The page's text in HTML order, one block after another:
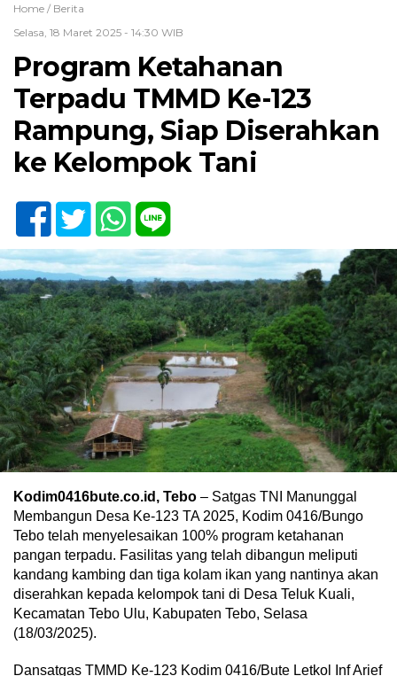
Home / Berita
Selasa, 18 Maret 2025 - 14:30 WIB
Program Ketahanan
Terpadu TMMD Ke-123
Rampung, Siap Diserahkan
ke Kelompok Tani
Kodim0416bute.co.id, Tebo – Satgas TNI Manunggal
Membangun Desa Ke-123 TA 2025, Kodim 0416/Bungo
Tebo telah menyelesaikan 100% program ketahanan
pangan terpadu. Fasilitas yang telah dibangun meliputi
kandang kambing dan tiga kolam ikan yang nantinya akan
diserahkan kepada kelompok tani di Desa Teluk Kuali,
Kecamatan Tebo Ulu, Kabupaten Tebo, Selasa
(18/03/2025).
Dansatgas TMMD Ke-123 Kodim 0416/Bute Letkol Inf Arief